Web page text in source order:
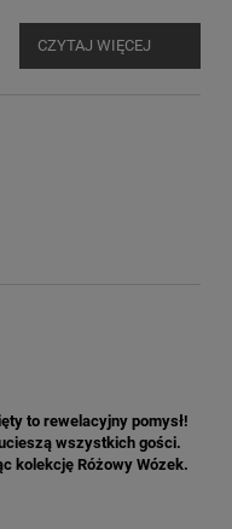
CZYTAJ WIĘCEJ
to rewelacyjny pomysł!
wszystkich gości.
kolekcję Różowy Wózek.